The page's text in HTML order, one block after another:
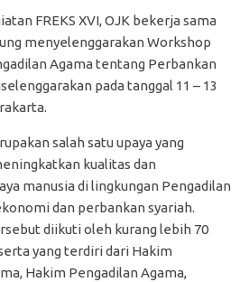
FREKS XVI, OJK bekerja sama
menyelenggarakan Workshop
Agama tentang Perbankan
pada tanggal 11 – 13
salah satu upaya yang
kualitas dan
manusia di lingkungan Pengadilan
dan perbankan syariah.
diikuti oleh kurang lebih 70
yang terdiri dari Hakim
Hakim Pengadilan Agama,